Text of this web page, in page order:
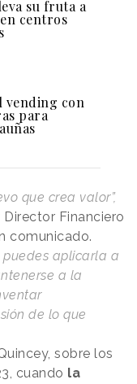
su fruta a
centros
vending con
para
que crea valor”,
Financiero
comunicado.
aplicarla a
a la
de lo que
sobre los
cuando la